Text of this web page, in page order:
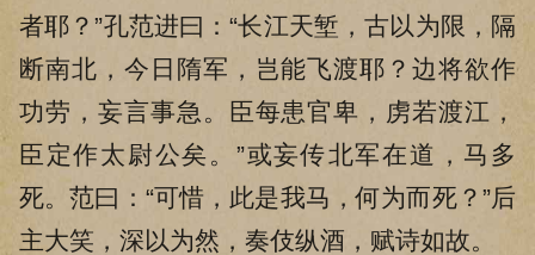
者耶？”孔范进曰：“长江天堑，古以为限，隔
断南北，今日隋军，岂能飞渡耶？边将欲作
功劳，妄言事急。臣每患官卑，虏若渡江，
臣定作太尉公矣。”或妄传北军在道，马多
死。范曰：“可惜，此是我马，何为而死？”后
主大笑，深以为然，奏伎纵酒，赋诗如故。